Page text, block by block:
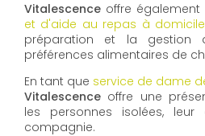
Vitalescence offre également
et d'aide au repas à
préparation et la gestion
préférences alimentaires de
En tant que service de dame
Vitalescence offre une
les personnes isolées,
compagnie.